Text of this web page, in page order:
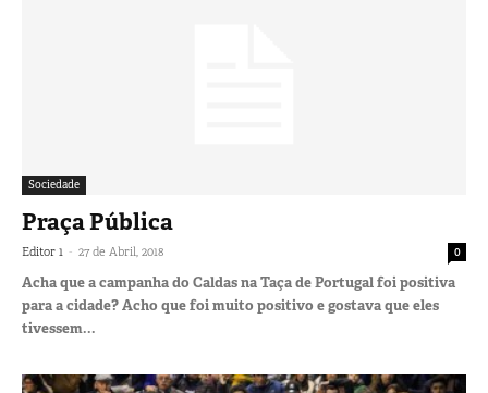
Sociedade
Praça Pública
Editor 1 - 27 de Abril, 2018 0
Acha que a campanha do Caldas na Taça de Portugal foi positiva
para a cidade? Acho que foi muito positivo e gostava que eles
tivessem...